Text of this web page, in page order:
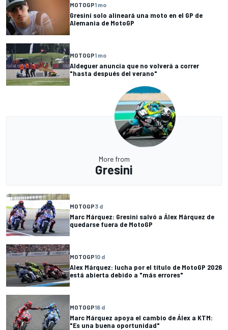
MOTOGP1 mo
Gresini solo alineará una moto en el GP de
Alemania de MotoGP
MOTOGP1 mo
Aldeguer anuncia que no volverá a correr
"hasta después del verano"
More from
Gresini
MOTOGP3 d
Marc Márquez: Gresini salvó a Álex Márquez de
quedarse fuera de MotoGP
MOTOGP10 d
Alex Márquez: lucha por el título de MotoGP 2026
está abierta debido a "más errores"
MOTOGP16 d
Marc Márquez apoya el cambio de Álex a KTM:
"Es una buena oportunidad"